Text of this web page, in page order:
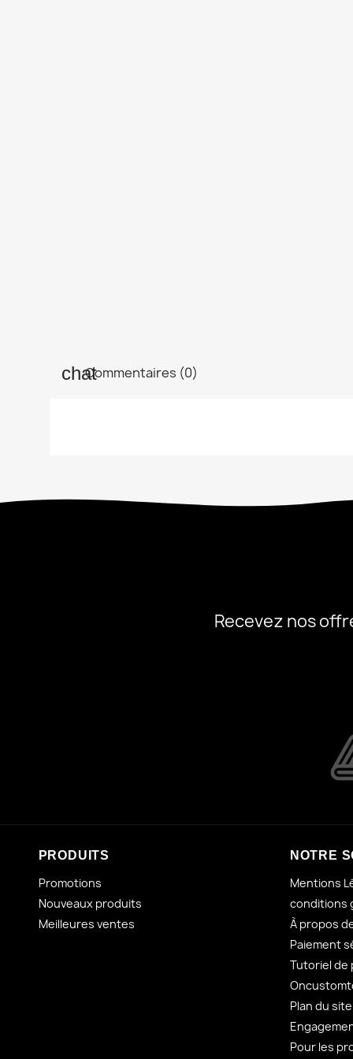
Commentaires (0)
Recevez nos
PRODUITS
Promotions
Nouveaux produits
Meilleures ventes
NOTRE
Mentions
conditions
À propos
Paiement
Tutoriel de
Plan du site
Pour les